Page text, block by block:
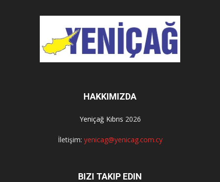
HAKKIMIZDA
Yeniçağ Kıbrıs 2026
İletişim: yenicag@yenicag.com.cy
BIZI TAKIP EDIN